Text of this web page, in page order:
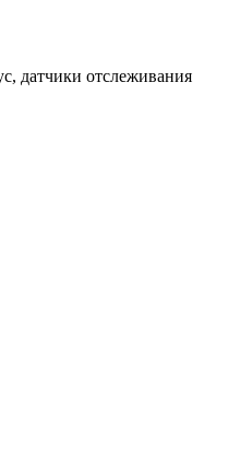
датчики отслеживания